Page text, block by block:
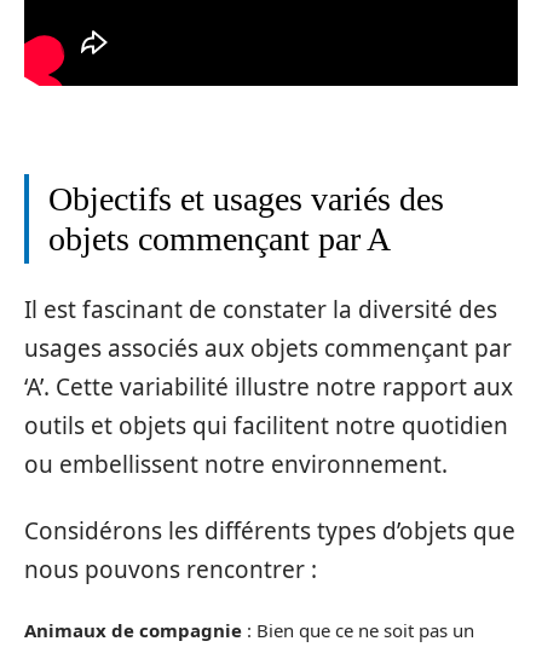
Objectifs et usages variés des
objets commençant par A
Il est fascinant de constater la diversité des
usages associés aux objets commençant par
‘A’. Cette variabilité illustre notre rapport aux
outils et objets qui facilitent notre quotidien
ou embellissent notre environnement.
Considérons les différents types d’objets que
nous pouvons rencontrer :
Animaux de compagnie : Bien que ce ne soit pas un